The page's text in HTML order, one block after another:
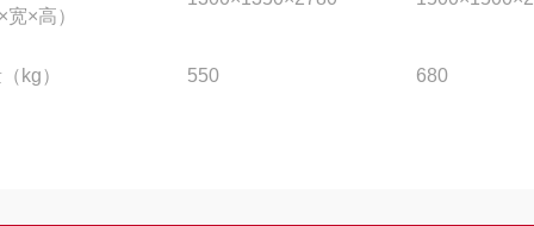
宽×高）
kg） 550 680